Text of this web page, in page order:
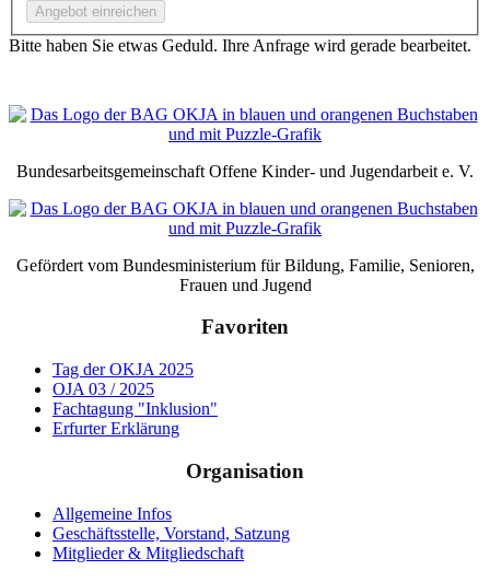
Bitte haben Sie etwas Geduld. Ihre Anfrage wird gerade bearbeitet.
Bundesarbeitsgemeinschaft Offene Kinder- und Jugendarbeit e. V.
Gefördert vom Bundesministerium für Bildung, Familie, Senioren,
Frauen und Jugend
Favoriten
Tag der OKJA 2025
OJA 03 / 2025
Fachtagung "Inklusion"
Erfurter Erklärung
Organisation
Allgemeine Infos
Geschäftsstelle, Vorstand, Satzung
Mitglieder & Mitgliedschaft